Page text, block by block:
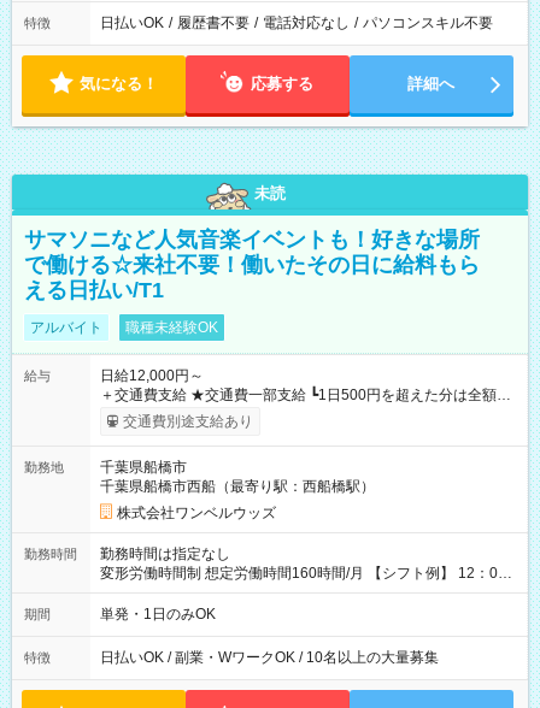
特徴 日払いOK / 履歴書不要 / 電話対応なし / パソコンスキル不要
気になる！ 応募する 詳細へ
未読
サマソニなど人気音楽イベントも！好きな場所
で働ける☆来社不要！働いたその日に給料もら
える日払い/T1
アルバイト 職種未経験OK
給与
日給12,000円～
＋交通費支給 ★交通費一部支給 ┗1日500円を超えた分は全額支
給！ ※往復500円以内の方は自己負担となります ★日払いOK！
（規定あり） ┗働いたその日に現金GET♪ お仕事後はコンビニ
なし
交通費別途支給あり
勤務地
千葉県船橋市
千葉県船橋市西船（最寄り駅：西船橋駅）
株式会社ワンベルウッズ
勤務時間
勤務時間は指定なし
変形労働時間制 想定労働時間160時間/月 【シフト例】 12：00
～22：00
期間 単発・1日のみOK
特徴 日払いOK / 副業・WワークOK / 10名以上の大量募集